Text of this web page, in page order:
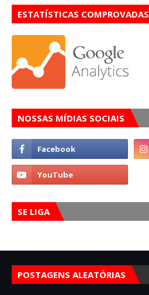
ESTATÍSTICAS COMPROVADAS
NOSSAS MÍDIAS SOCIAIS
SE LIGA
POSTAGENS ALEATÓRIAS